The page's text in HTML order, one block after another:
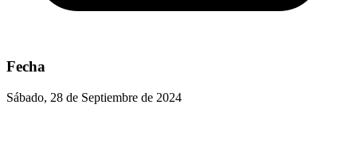
Fecha
Sábado, 28 de Septiembre de 2024